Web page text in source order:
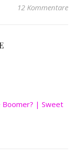
12 Kommentare
Boomer? | Sweet